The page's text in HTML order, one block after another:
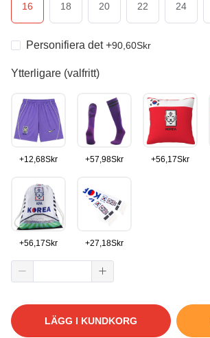
16 18 20 22 24
Personifiera det+90,60Skr
Ytterligare (valfritt)
+12,68Skr +57,98Skr +56,17Skr
+56,17Skr +27,18Skr
LÄGG I KUNDKORG